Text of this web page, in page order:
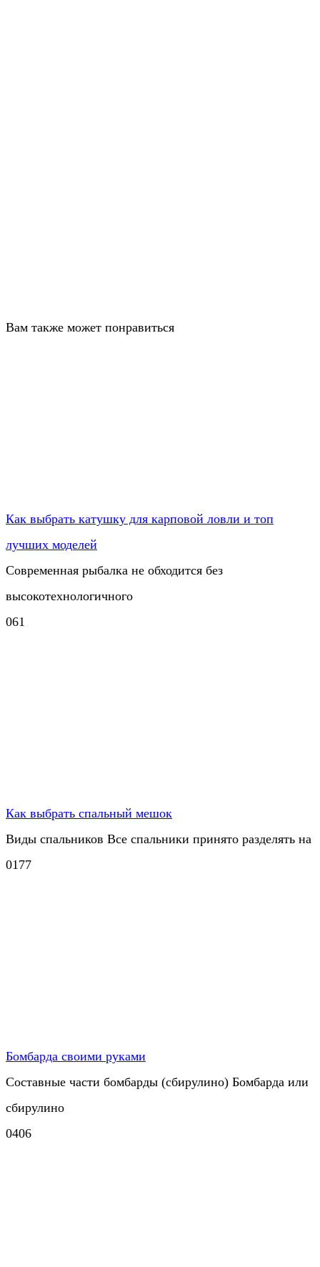
Вам также может понравиться
Как выбрать катушку для карповой ловли и топ
лучших моделей
Современная рыбалка не обходится без
высокотехнологичного
061
Как выбрать спальный мешок
Виды спальников Все спальники принято разделять на
0177
Бомбарда своими руками
Составные части бомбарды (сбирулино) Бомбарда или
сбирулино
0406